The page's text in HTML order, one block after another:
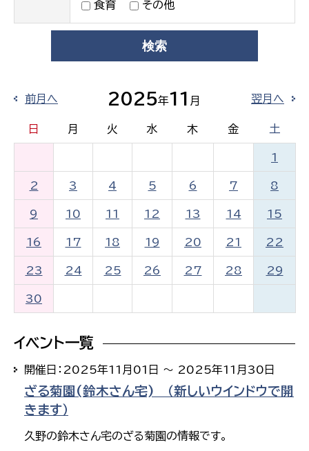
食育
その他
前月へ 2025年11 月 翌月へ
日 月 火 水 木 金 土
1
2 3 4 5 6 7 8
9 10 11 12 13 14 15
16 17 18 19 20 21 22
23 24 25 26 27 28 29
30
イベント一覧
開催日：2025年11月01日 ～ 2025年11月30日
ざる菊園(鈴木さん宅) （新しいウインドウで開
きます）
久野の鈴木さん宅のざる菊園の情報です。